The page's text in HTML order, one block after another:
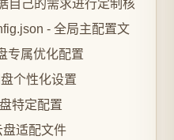
自己的需求进行定制核
- 全局主配置文
专属优化配置
个性化设置
特定配置
适配文件